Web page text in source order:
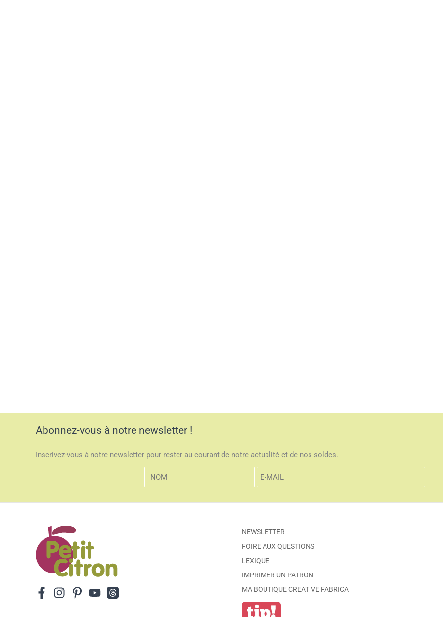
Abonnez-vous à notre newsletter !
Inscrivez-vous à notre newsletter pour rester au courant de notre actualité et de nos soldes.
NEWSLETTER
FOIRE AUX QUESTIONS
LEXIQUE
IMPRIMER UN PATRON
MA BOUTIQUE CREATIVE FABRICA